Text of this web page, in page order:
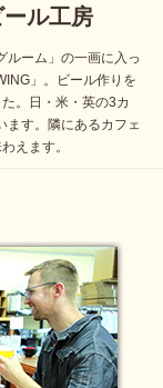
ル工房
ルーム」の一画に入っ
」。ビール作りを
。日・米・英の3カ
ます。隣にあるカフェ
えます。